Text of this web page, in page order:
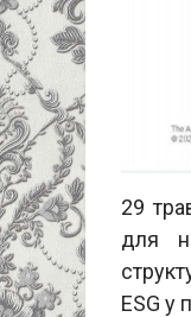
29
для
ESG у